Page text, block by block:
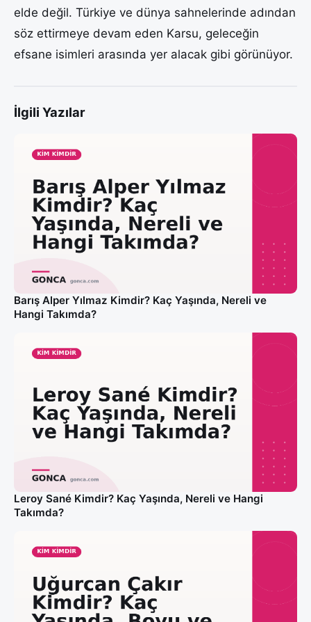
elde değil. Türkiye ve dünya sahnelerinde adından
söz ettirmeye devam eden Karsu, geleceğin
efsane isimleri arasında yer alacak gibi görünüyor.
İlgili Yazılar
Barış Alper Yılmaz Kimdir? Kaç Yaşında, Nereli ve
Hangi Takımda?
Leroy Sané Kimdir? Kaç Yaşında, Nereli ve Hangi
Takımda?